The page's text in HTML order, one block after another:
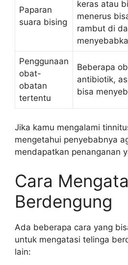
Paparan
suara bising
keras atau
menerus
rambut di
Penggunaan
obat-
obatan
tertentu
Beberapa
antibiotik,
bisa
Jika kamu mengalami
mengetahui penyebabnya
mendapatkan penanganan
Cara
Berdengung
Ada beberapa cara yang
untuk mengatasi telinga
lain: